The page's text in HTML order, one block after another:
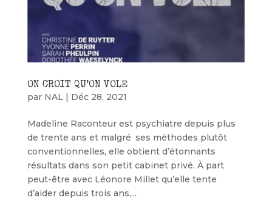
ON CROIT QU’ON VOLE
par NAL| Déc 28, 2021
Madeline Raconteur est psychiatre depuis plus
de trente ans et malgré ses méthodes plutôt
conventionnelles, elle obtient d’étonnants
résultats dans son petit cabinet privé. À part
peut-être avec Léonore Millet qu’elle tente
d’aider depuis trois ans,...